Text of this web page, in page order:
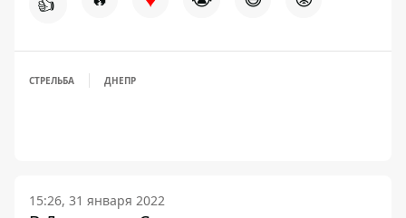
СТРЕЛЬБА ДНЕПР
15:26, 31 января 2022